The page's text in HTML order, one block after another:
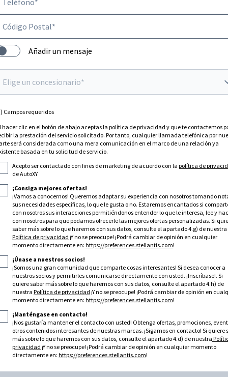
Añadir un mensaje
Elige un concesionario*
Campos requeridos
hacer clic en el botón de abajo aceptas la política de privacidad y que te contactemos
la prestación del servicio solicitado. Por tanto, cualquier llamada telefónica por
será considerada como una mera comunicación en el marco de una relación ya
basada en tu solicitud de servicio.
Acepto ser contactado con fines de marketing de acuerdo con la política de
de AutoXY
¡Consiga mejores ofertas!
¡Vamos a conocernos! Queremos adaptar su experiencia con nosotros tomando
sus necesidades específicas, lo que le gusta o no. Estaremos encantados si
con nosotros sus interacciones permitiéndonos entender lo que le interesa, lee y
con nosotros para que podamos ofrecerle las mejores ofertas personalizadas. Si
saber más sobre lo que haremos con sus datos, consulte el apartado 4.g) de nuestra
Política de privacidad ¡Y no se preocupe! ¡Podrá cambiar de opinión en cualquier
momento directamente en: https://preferences.stellantis.com!
¡Únase a nuestros socios!
¡Somos una gran comunidad que comparte cosas interesantes! Si desea conocer a
nuestros socios y permitirles comunicarse directamente con usted. ¡Inscríbase!. Si
quiere saber más sobre lo que haremos con sus datos, consulte el apartado 4.h) de
nuestra Política de privacidad ¡Y no se preocupe! ¡Podrá cambiar de opinión en
momento directamente en: https://preferences.stellantis.com!
¡Manténgase en contacto!
¡Nos gustaría mantener el contacto con usted! Obtenga ofertas, promociones,
otros contenidos interesantes de nuestras marcas. ¡Sigamos en contacto! Si quiere
más sobre lo que haremos con sus datos, consulte el apartado 4.d) de nuestra
privacidad ¡Y no se preocupe! ¡Podrá cambiar de opinión en cualquier momento
directamente en: https://preferences.stellantis.com!